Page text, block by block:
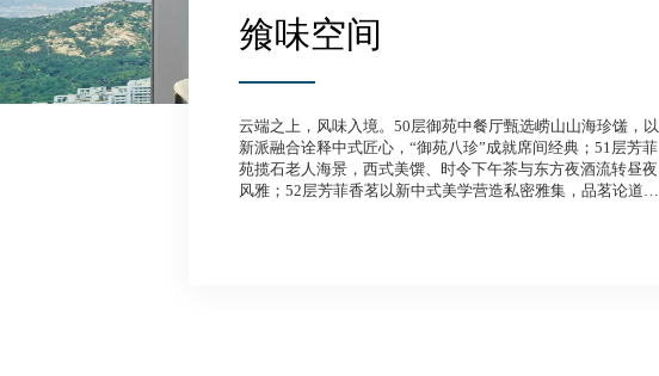
飨味空间
云端之上，风味入境。50层御苑中餐厅甄选崂山山海珍馐，以
新派融合诠释中式匠心，“御苑八珍”成就席间经典；51层芳菲
苑揽石老人海景，西式美馔、时令下午茶与东方夜酒流转昼夜
风雅；52层芳菲香茗以新中式美学营造私密雅集，品茗论道间